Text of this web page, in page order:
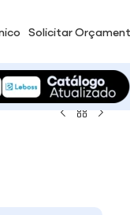
Solicitar